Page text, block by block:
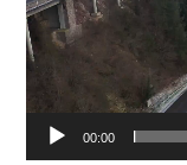
e
o
P
00:00